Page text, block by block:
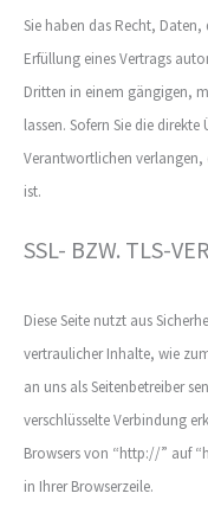
Sie haben das Recht,
Erfüllung eines Vertrags
Dritten in einem gängigen,
lassen. Sofern Sie die
Verantwortlichen
ist.
SSL- BZW. TLS-
Diese Seite nutzt aus
vertraulicher Inhalte, wie
an uns als Seitenbetreiber
verschlüsselte Verbindung
Browsers von “http://” auf
in Ihrer Browserzeile.